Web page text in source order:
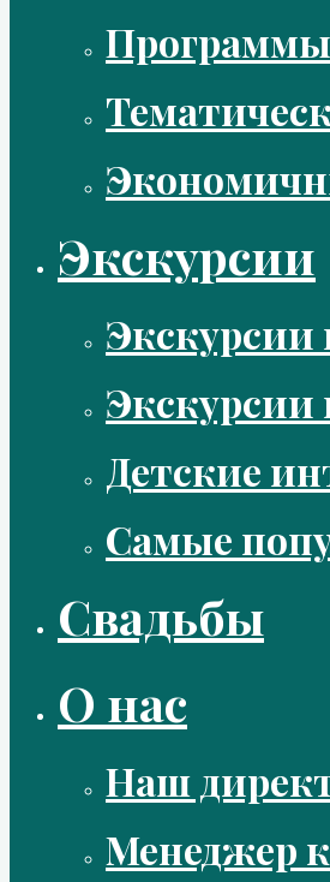
Программы
Экскурсии
Экскурсии
Детские
Самые
Свадьбы
О нас
Наш
Менеджер